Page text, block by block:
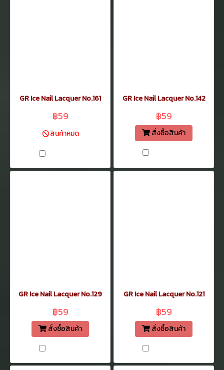
GR Ice Nail Lacquer No.161
฿59
สินค้าหมด
GR Ice Nail Lacquer No.142
฿59
สั่งซื้อสินค้า
GR Ice Nail Lacquer No.129
฿59
สั่งซื้อสินค้า
GR Ice Nail Lacquer No.121
฿59
สั่งซื้อสินค้า